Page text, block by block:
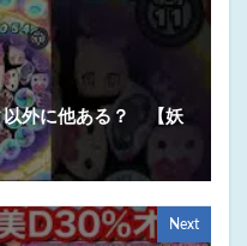
以外に他ある？ 【妖
Next